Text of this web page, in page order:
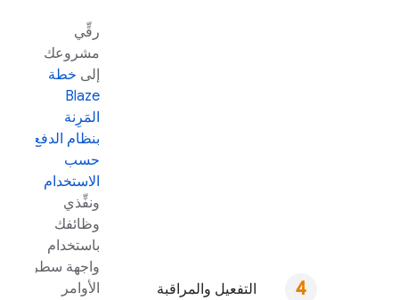
التفعيل والمراقبة
رقِّي
مشروعك
إلى خطة
Blaze
المَرِنة
بنظام الدفع
حسب
الاستخدام
ونفِّذي
وظائفك
باستخدام
واجهة سطر
الأوامر